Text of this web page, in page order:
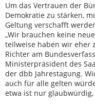
Um das Vertrauen der
Demokratie zu stärken,
Geltung verschafft
„Wir brauchen keine
teilweise haben wir eher
Richter am
Ministerpräsident des
der dbb Jahrestagung.
auch für alle gelten
etwa ist nur